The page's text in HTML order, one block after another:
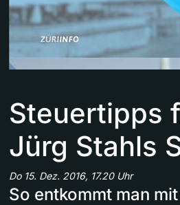
Steuertipps
Jürg Stahls
Do 15. Dez. 2016, 17.20 Uhr
So entkommt man